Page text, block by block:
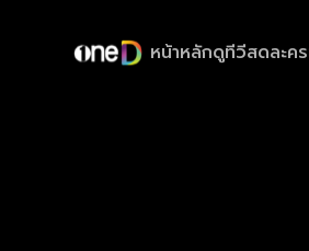
หน้าหลักดูทีวีสดละค